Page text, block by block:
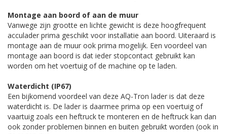
Montage aan boord of aan de muur
Vanwege zijn grootte en lichte gewicht is deze hoogfrequent
acculader prima geschikt voor installatie aan boord. Uiteraard is
montage aan de muur ook prima mogelijk. Een voordeel van
montage aan boord is dat ieder stopcontact gebruikt kan
worden om het voertuig of de machine op te laden.
Waterdicht (IP67)
Een bijkomend voordeel van deze AQ-Tron lader is dat deze
waterdicht is. De lader is daarmee prima op een voertuig of
vaartuig zoals een heftruck te monteren en de heftruck kan dan
ook zonder problemen binnen en buiten gebruikt worden (ook in